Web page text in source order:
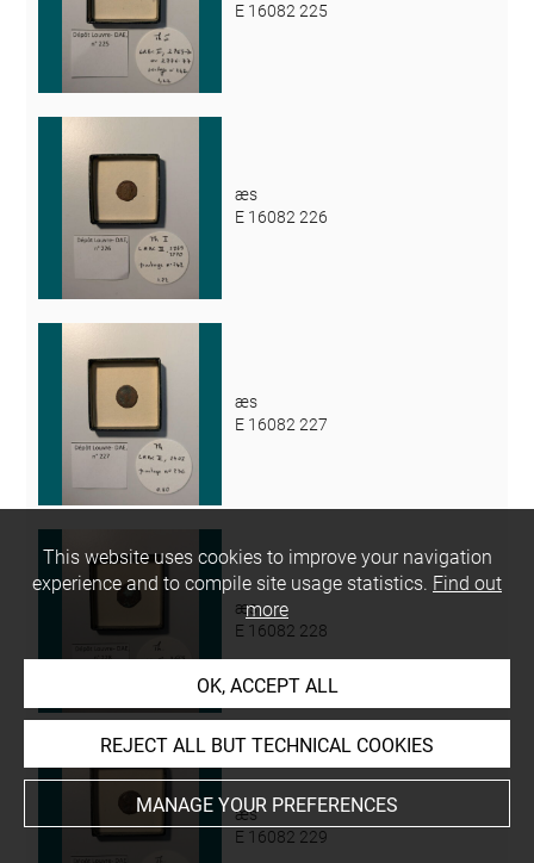
E 16082 225
æs
E 16082 226
æs
E 16082 227
æs
E 16082 228
æs
E 16082 229
This website uses cookies to improve your navigation
experience and to compile site usage statistics. Find out
more
OK, ACCEPT ALL
REJECT ALL BUT TECHNICAL COOKIES
MANAGE YOUR PREFERENCES